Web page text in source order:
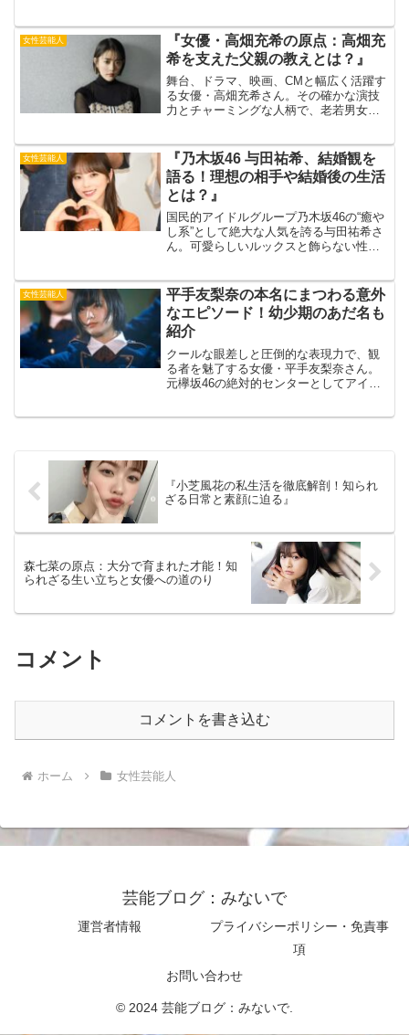
す。2023年度の年収額や収入の内訳、さ
らには年収推移について...
女性芸能人
『女優・高畑充希の原点：高畑充
希を支えた父親の教えとは？』
舞台、ドラマ、映画、CMと幅広く活躍す
る女優・高畑充希さん。その確かな演技
力とチャーミングな人柄で、老若男女問
格ながらも愛情深い父親は、彼女の成長
をどのように支えてきた...
女性芸能人
『乃木坂46 与田祐希、結婚観を
語る！理想の相手や結婚後の生活
とは？』
国民的アイドルグループ乃木坂46の“癒や
し系”として絶大な人気を誇る与田祐希さ
ん。可愛らしいルックスと飾らない性格
23歳。そろそろ結婚を意識する年齢にな
ってきたのではな...
女性芸能人
平手友梨奈の本名にまつわる意外
なエピソード！幼少期のあだ名も
紹介
クールな眼差しと圧倒的な表現力で、観
る者を魅了する女優・平手友梨奈さん。
元欅坂46の絶対的センターとしてアイド
『小芝風花の私生活を徹底解剖！知られ
ざる日常と素顔に迫る』
森七菜の原点：大分で育まれた才能！知
られざる生い立ちと女優への道のり
コメント
コメントを書き込む
ホーム 女性芸能人
芸能ブログ：みないで
運営者情報
プライバシーポリシー・免責事
項
お問い合わせ
© 2024 芸能ブログ：みないで.